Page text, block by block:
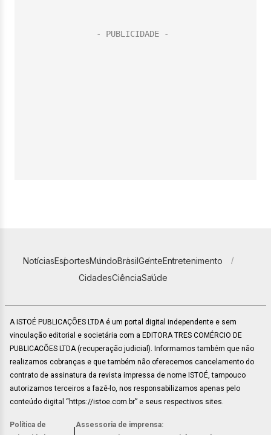
NotíciasEsportesMundoBrasilGenteEntretenimento
CidadesCiênciaSaúde
A ISTOÉ PUBLICAÇÕES LTDA é um portal digital independente e sem
vinculação editorial e societária com a EDITORA TRES COMÉRCIO DE
PUBLICACÕES LTDA (recuperação judicial). Informamos também que não
realizamos cobranças e que também não oferecemos cancelamento do
contrato de assinatura da revista impressa de nome ISTOÉ, tampouco
autorizamos terceiros a fazê-lo, nos responsabilizamos apenas pelo
conteúdo digital “https://istoe.com.br” e seus respectivos sites.
Política de
Assessoria de imprensa: